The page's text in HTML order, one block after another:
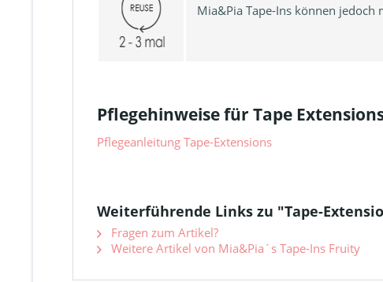
Mia&Pia Tape-Ins können jedoch
Pflegehinweise für Tape
Pflegeanleitung Tape-Extensions
Weiterführende Links zu "Tape-
Fragen zum Artikel?
Weitere Artikel von Mia&Pia´s Tape-Ins Fruity